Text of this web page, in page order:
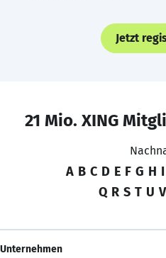
Jetzt
21 Mio. XING
A B C D E F G H I
Q R S T U V
Unternehmen